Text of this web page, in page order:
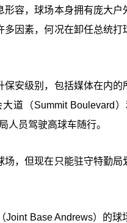
容，球场本身拥有庞大户
因素，何况在卸任总统打
安级别，包括媒体在内的
道（Summit Boulevard
人员驾驶高球车随行。
，但现在只能驻守特勤局
Base Andrews）的球